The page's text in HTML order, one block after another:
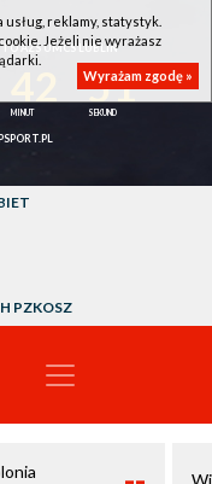
AZS UMCS LUBLIN
51
PZKOSZ
reklamy, statystyk.
Jeżeli nie wyrażasz
Wyrażam zgodę »